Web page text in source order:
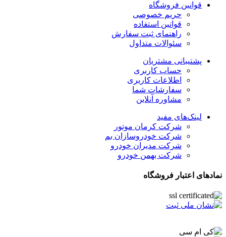
قوانین فروشگاه
حریم خصوصی
قوانین استفاده
راهنمای ثبت سفارش
سئوالات متداول
پشتیبانی مشتریان
حساب کاربری
اطلاعات کاربری
سفارشات شما
مشاوره آنلاین
لینک‌های مفید
شرکت کرمان موتور
شرکت خودروسازان بم
شرکت مدیران خودرو
شرکت بهمن خودرو
نمادهای اعتبار فروشگاه